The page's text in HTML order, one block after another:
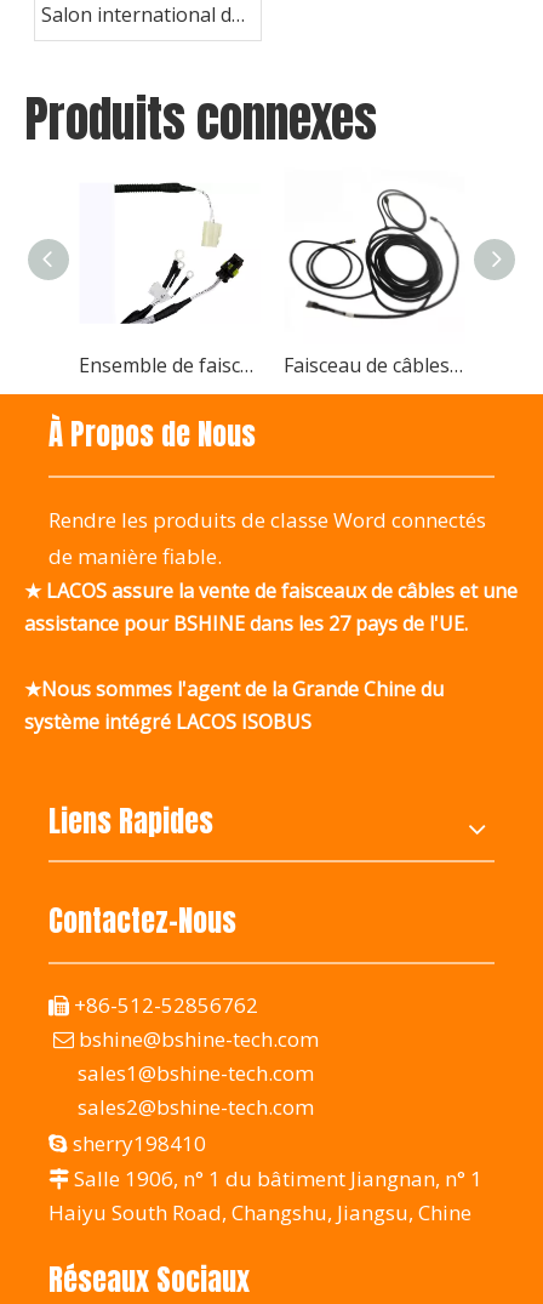
Salon international des
machines agricoles de
Produits connexes
Ensemble de faisceau de câbles pour pulvérisateur agricole personnalisé Faisceau de câbles automatique personnalisé de haute qualité
À Propos de Nous
Rendre les produits de classe Word connectés
de manière fiable.
★ LACOS assure la vente de faisceaux de câbles et une
assistance pour BSHINE dans les 27 pays de l'UE.
★Nous sommes l'agent de la Grande Chine du
système intégré LACOS ISOBUS
Liens Rapides
Contactez-Nous
 +86-512-52856762
 bshine@bshine-tech.com
sales1@bshine-tech.com
sales2@bshine-tech.com
 sherry198410
 Salle 1906, n° 1 du bâtiment Jiangnan, n° 1
Haiyu South Road, Changshu, Jiangsu, Chine
Réseaux Sociaux